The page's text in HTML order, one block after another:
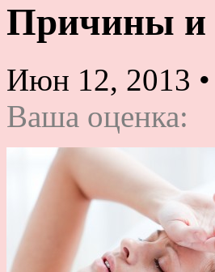
Причины и
Июн 12, 2013 •
Ваша оценка: